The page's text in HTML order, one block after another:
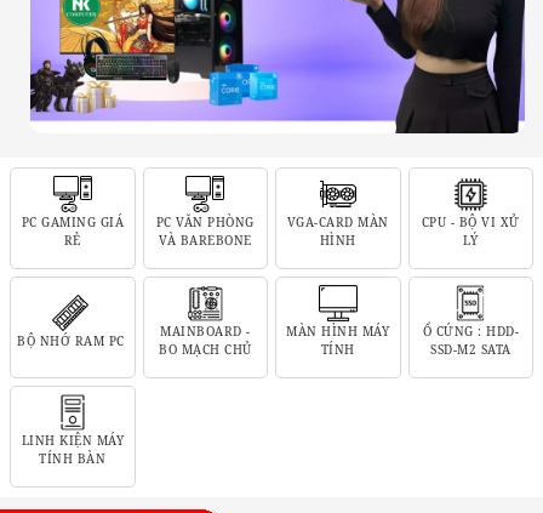
PC GAMING GIÁ
RẺ
PC VĂN PHÒNG
VÀ BAREBONE
VGA-CARD MÀN
HÌNH
CPU - BỘ VI XỬ
LÝ
BỘ NHỚ RAM PC
MAINBOARD -
BO MẠCH CHỦ
MÀN HÌNH MÁY
TÍNH
Ổ CỨNG : HDD-
SSD-M2 SATA
LINH KIỆN MÁY
TÍNH BÀN